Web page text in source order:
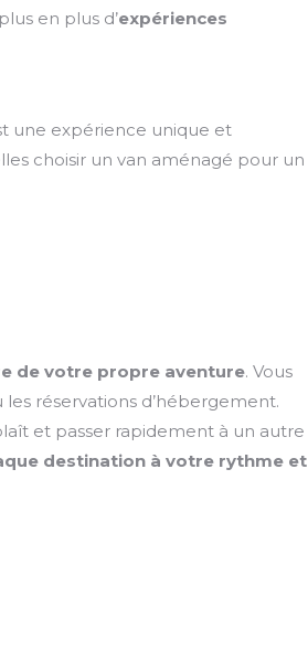
en plus d’expériences
une expérience unique et
choisir un van aménagé pour un
de votre propre aventure. Vous
réservations d’hébergement.
et passer rapidement à un autre
destination à votre rythme et